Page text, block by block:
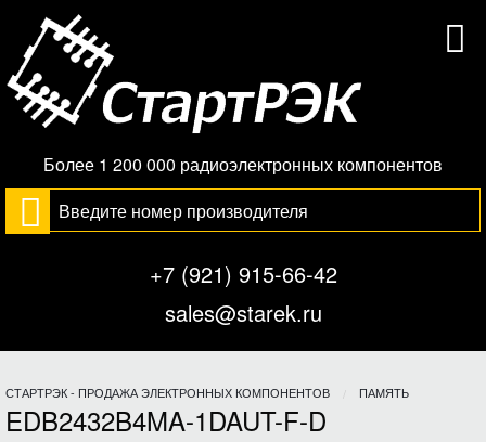
Более 1 200 000 радиоэлектронных компонентов
+7 (921) 915-66-42
sales@starek.ru
СТАРТРЭК - ПРОДАЖА ЭЛЕКТРОННЫХ КОМПОНЕНТОВ ПАМЯТЬ
EDB2432B4MA-1DAUT-F-D